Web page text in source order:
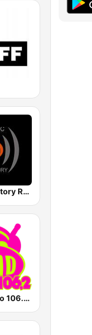
Music Factory Radio
MAD Radio 106.2 FM